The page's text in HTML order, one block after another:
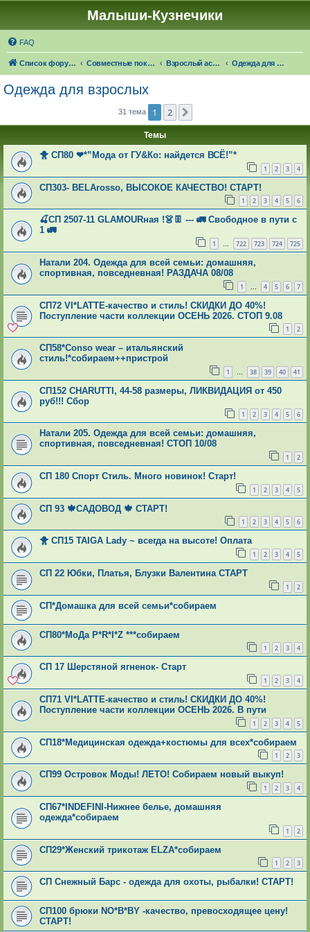
Малыши-Кузнечики
FAQ
Список форумов Совместные покупки "Малыши-Кузнечики" Взрослый ассортимент: 🍁☔🎓 ЧЕРЕЗ 24 ДНЯ НАСТУПИТ ОСЕНЬ! Одежда для взрослых
Одежда для взрослых
31 тема 1 2
Темы
🐥 СП80 ❤*”Мода от ГУ&Ко: найдется ВСЁ!”*
1 2 3 4
СП303- ВЕLАrosso, ВЫСОКОЕ КАЧЕСТВО! СТАРТ!
1 2 3 4 5 6
🍒СП 2507-11 GLAMOURная !👗👖 --- 🚛 Свободное в пути с
1 🚛
1 … 722 723 724 725
Натали 204. Одежда для всей семьи: домашняя,
спортивная, повседневная! РАЗДАЧА 08/08
1 … 4 5 6 7
СП72 VI*LATTE-качество и стиль! СКИДКИ ДО 40%!
Поступление части коллекции ОСЕНЬ 2026. СТОП 9.08
1 2
СП58*Conso wear – итальянский
стиль!*собираем++пристрой
1 … 38 39 40 41
СП152 СНАRUТТI, 44-58 размеры, ЛИКВИДАЦИЯ от 450
руб!!! Сбор
1 2 3 4 5 6
Натали 205. Одежда для всей семьи: домашняя,
спортивная, повседневная! СТОП 10/08
1 2
СП 180 Спорт Стиль. Много новинок! Старт!
1 2 3 4 5
СП 93 🍁САДОВОД 🍁 СТАРТ!
1 2 3 4 5 6
🐥 СП15 TAIGA Lady ~ всегда на высоте! Оплата
1 2 3 4 5
СП 22 Юбки, Платья, Блузки Валентина СТАРТ
1 2
СП*Домашка для всей семьи*собираем
СП80*МоДа Р*R*I*Z ***собираем
1 2 3 4
СП 17 Шерстяной ягненок- Старт
1 2 3 4
СП71 VI*LATTE-качество и стиль! СКИДКИ ДО 40%!
Поступление части коллекции ОСЕНЬ 2026. В пути
1 2 3 4 5
СП18*Медицинская одежда+костюмы для всех*собираем
1 2 3
СП99 Островок Моды! ЛЕТО! Собираем новый выкуп!
1 2 3 4
СП67*INDEFINI-Нижнее белье, домашняя
одежда*собираем
1 2
СП29*Женский трикотаж ELZA*собираем
1 2 3
СП Снежный Барс - одежда для охоты, рыбалки! СТАРТ!
СП100 брюки NO*В*ВY -качество, превосходящее цену!
СТАРТ!